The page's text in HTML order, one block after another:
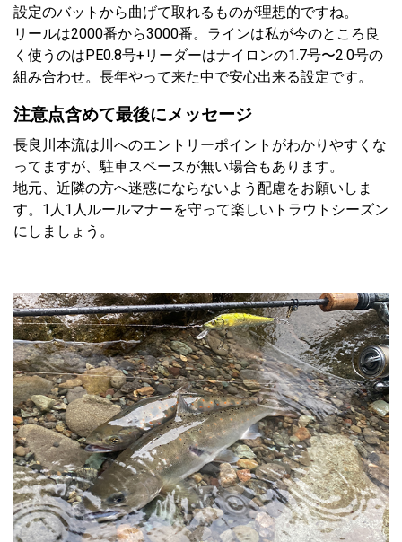
設定のバットから曲げて取れるものが理想的ですね。
リールは2000番から3000番。ラインは私が今のところ良
く使うのはPE0.8号+リーダーはナイロンの1.7号〜2.0号の
組み合わせ。長年やって来た中で安心出来る設定です。
注意点含めて最後にメッセージ
長良川本流は川へのエントリーポイントがわかりやすくな
ってますが、駐車スペースが無い場合もあります。
地元、近隣の方へ迷惑にならないよう配慮をお願いしま
す。1人1人ルールマナーを守って楽しいトラウトシーズン
にしましょう。